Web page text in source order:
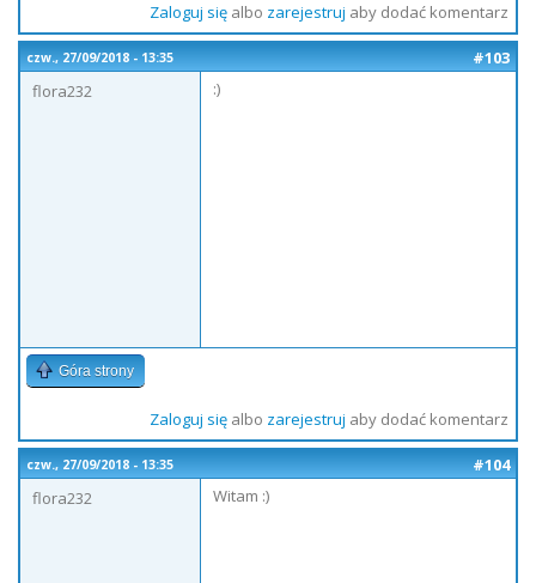
Zaloguj sięalbo zarejestruj aby dodać komentarz
czw., 27/09/2018 - 13:35
#103
flora232
:)
Góra strony
Zaloguj sięalbo zarejestruj aby dodać komentarz
czw., 27/09/2018 - 13:35
#104
flora232
Witam :)